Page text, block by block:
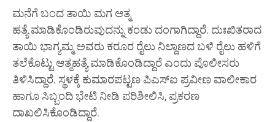
ಮನೆಗೆ ಬಂದ ತಾಯಿ ಮಗ ಆತ್ಮ
ಹತ್ಯೆ ಮಾಡಿಕೊಂಡಿರುವುದನ್ನು ಕಂಡು ದಂಗಾಗಿದ್ದಾರೆ. ದುಃಖಿತರಾದ
ತಾಯಿ ಭಾಗ್ಯಮ್ಮ ಅವರು ಕರೂರ ರೈಲು ನಿಲ್ದಾಣದ ಬಳಿ ರೈಲು ಹಳಿಗೆ
ತಲೆಕೊಟ್ಟು ಆತ್ಮಹತ್ಯೆ ಮಾಡಿಕೊಂಡಿದ್ದಾರೆ ಎಂದು ಪೊಲೀಸರು
ತಿಳಿಸಿದ್ದಾರೆ. ಸ್ಥಳಕ್ಕೆ ಕುಮಾರಪಟ್ಟಣ ಪಿಎಸ್‌ಐ ಪ್ರವೀಣ ವಾಲೀಕಾರ
ಹಾಗೂ ಸಿಬ್ಬಂದಿ ಭೇಟಿ ನೀಡಿ ಪರಿಶೀಲಿಸಿ, ಪ್ರಕರಣ
ದಾಖಲಿಸಿಕೊಂಡಿದ್ದಾರೆ.